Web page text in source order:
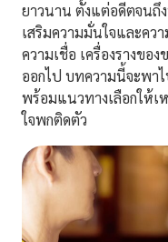
ยาวนาน ตั้งแต่อดีตจนถึ
เสริมความมั่นใจและคว
ความเชื่อ เครื่องรางขอ
ออกไป บทความนี้จะพา
พร้อมแนวทางเลือกให้เ
ใจพกติดตัว